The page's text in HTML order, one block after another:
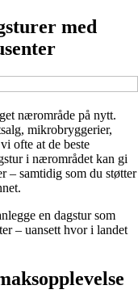
med
nærområde på nytt.
mikrobryggerier,
ofte at de beste
i nærområdet kan gi
– samtidig som du støtter
en dagstur som
– uansett hvor i landet